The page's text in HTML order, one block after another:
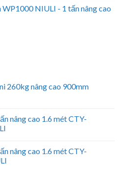
WP1000 NIULI - 1 tấn nâng cao
260kg nâng cao 900mm
nâng cao 1.6 mét CTY-
nâng cao 1.6 mét CTY-